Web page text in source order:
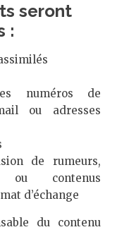
seront
:
numéros de
ou adresses
de rumeurs,
ou contenus
d’échange
du contenu